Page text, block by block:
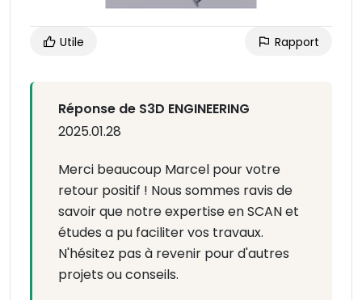
Utile Rapport
Réponse de S3D ENGINEERING
2025.01.28
Merci beaucoup Marcel pour votre
retour positif ! Nous sommes ravis de
savoir que notre expertise en SCAN et
études a pu faciliter vos travaux.
N'hésitez pas à revenir pour d'autres
projets ou conseils.